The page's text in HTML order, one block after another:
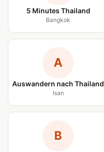
5 Minutes Thailand
Bangkok
A
Auswandern nach Thailand
Isan
B